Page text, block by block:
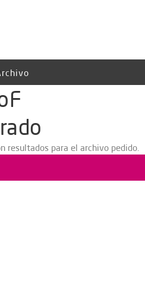
resultados para el archivo pedido.